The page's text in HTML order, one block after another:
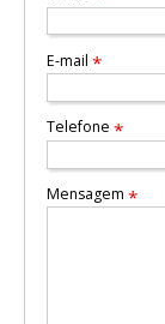
E-mail *
Telefone *
Mensagem *